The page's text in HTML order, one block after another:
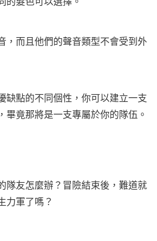
，而且他們的聲音類型不會受到外
缺點的不同個性，你可以建立一支
畢竟那將是一支專屬於你的隊伍。
隊友怎麼辦？冒險結束後，難道就
力軍了嗎？